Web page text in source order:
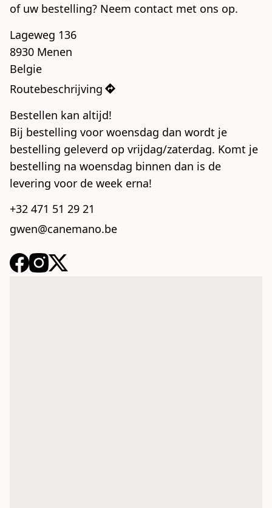
of uw bestelling? Neem contact met ons op.
Lageweg 136
8930 Menen
Belgie
Routebeschrijving
Bestellen kan altijd!
Bij bestelling voor woensdag dan wordt je
bestelling geleverd op vrijdag/zaterdag. Komt je
bestelling na woensdag binnen dan is de
levering voor de week erna!
+32 471 51 29 21
gwen@canemano.be